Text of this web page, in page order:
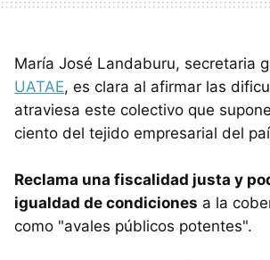
María José Landaburu, secretaria
UATAE, es clara al afirmar las
atraviesa este colectivo que
ciento del tejido empresarial del
Reclama una fiscalidad justa y
igualdad de condiciones a la
como "avales públicos potentes".